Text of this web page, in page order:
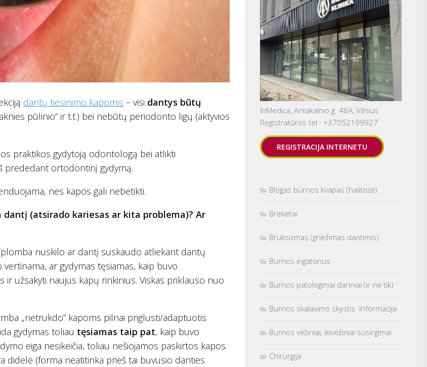
dantų tiesinimo kapomis – visi dantys būtų
pūlinio” ir t.t.) bei nebūtų periodonto ligų (aktyvios
praktikos gydytoją odontologą bei atlikti
prededant ortodontinį gydymą.
nes kapos gali nebetikti.
(atsirado kariesas ar kita problema)? Ar
nuskilo ar dantį suskaudo atliekant dantų
vertinama, ar gydymas tęsiamas, kaip buvo
užsakyti naujus kapų rinkinius. Viskas priklauso nuo
„netrukdo” kapoms pilnai priglusti/adaptuotis
gydymas toliau tęsiamas taip pat, kaip buvo
eiga nesikeičia, toliau nešiojamos paskirtos kapos.
didelė (forma neatitinka prieš tai buvusio danties
InMedica, Antakalnio g. 48A, Vilnius
Registratūros tel.: +37052199927
REGISTRACIJA INTERNETU
Blogas burnos kvapas (halitozė)
Breketai
Bruksizmas (griežimas dantimis)
Burnos irigatorius
Burnos patologiniai dariniai (ir ne tik)
Burnos skalavimo skystis. Informacija
Burnos vėžiniai, ikivėžiniai susirgimai
Chirurgija